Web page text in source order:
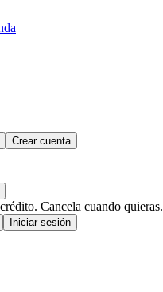
Crear cuenta
Cancela cuando quieras.
Iniciar sesión